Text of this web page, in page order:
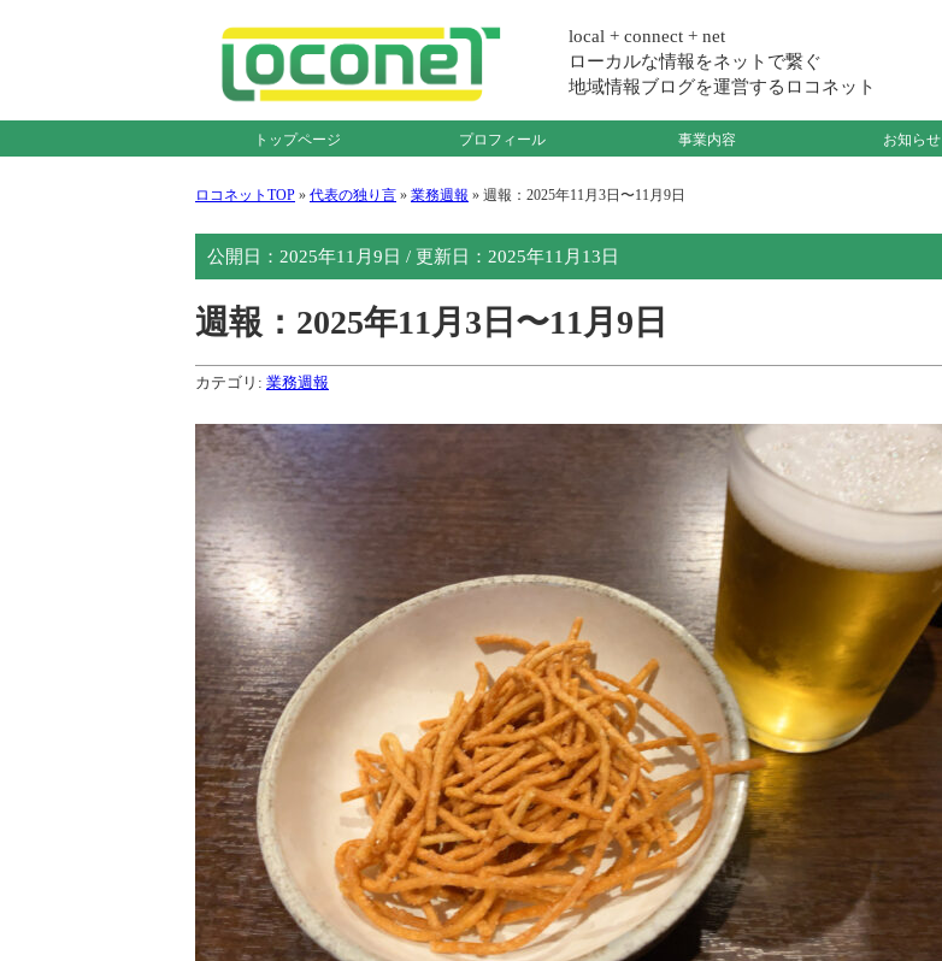
local + connect + net
ローカルな情報をネットで繋ぐ
地域情報ブログを運営するロコネット
トップページ プロフィール 事業内容 お知らせ
ロコネットTOP » 代表の独り言 » 業務週報 » 週報：2025年11月3日〜11月9日
公開日： 2025年11月9日 / 更新日： 2025年11月13日
週報：2025年11月3日〜11月9日
カテゴリ: 業務週報